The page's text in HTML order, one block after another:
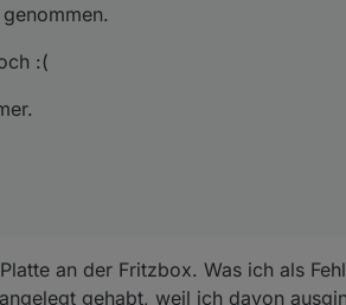
:(
an der Fritzbox. Was ich als
gehabt, weil ich davon